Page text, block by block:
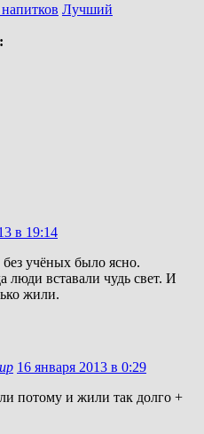
Лучший
в 19:14
учёных было ясно.
люди вставали чудь свет. И
жили.
16 января 2013 в 0:29
потому и жили так долго +